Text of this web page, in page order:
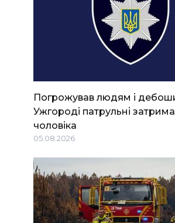
Погрожував людям і
Ужгороді патрульні
чоловіка
05.08.2026